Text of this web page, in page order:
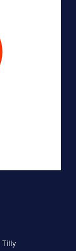
Tilly